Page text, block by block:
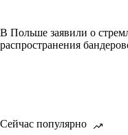
В Польше заявили о
распространения
Сейчас популярно